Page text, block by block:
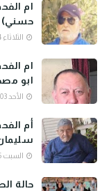
ام
حسني)
الثلاثاء 14 سبتمبر 2021
ام
ابو
الأحد 03 نوفمبر 2024
أم
السبت 15 نوفمبر 2025
حالة